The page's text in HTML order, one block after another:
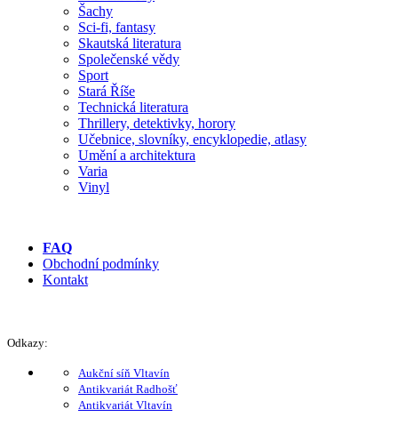
Šachy
Sci-fi, fantasy
Skautská literatura
Společenské vědy
Sport
Stará Říše
Technická literatura
Thrillery, detektivky, horory
Učebnice, slovníky, encyklopedie, atlasy
Umění a architektura
Varia
Vinyl
FAQ
Obchodní podmínky
Kontakt
Odkazy:
Aukční síň Vltavín
Antikvariát Radhošť
Antikvariát Vltavín